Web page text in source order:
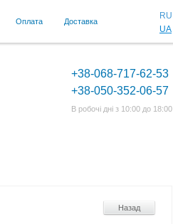
Оплата Доставка
RU
UA
+38-068-717-62-53
+38-050-352-06-57
В робочі дні з 10:00 до 18:00
Назад